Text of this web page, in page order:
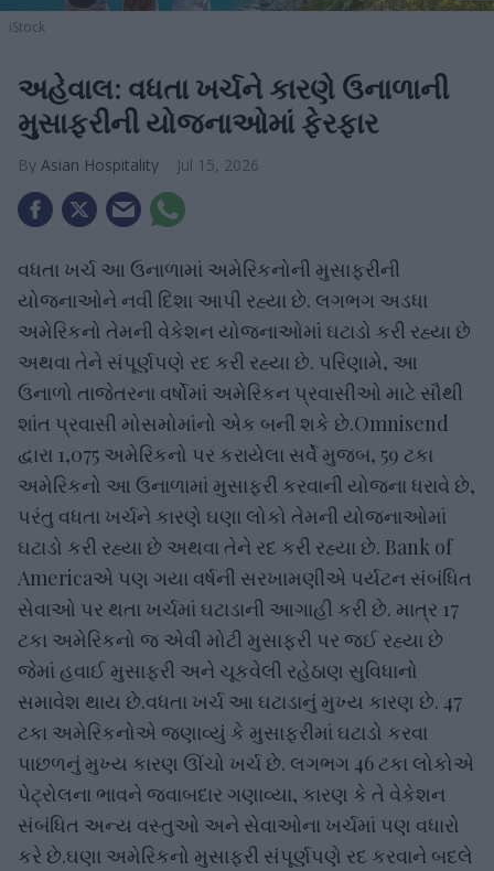
iStock
અહેવાલ: વધતા ખર્ચને કારણે ઉનાળાની
મુસાફરીની યોજનાઓમાં ફેરફાર
Asian Hospitality Jul 15, 2026
વધતા ખર્ચ આ ઉનાળામાં અમેરિકનોની મુસાફરીની
યોજનાઓને નવી દિશા આપી રહ્યા છે. લગભગ અડધા
અમેરિકનો તેમની વેકેશન યોજનાઓમાં ઘટાડો કરી રહ્યા છે
અથવા તેને સંપૂર્ણપણે રદ કરી રહ્યા છે. પરિણામે, આ
ઉનાળો તાજેતરના વર્ષોમાં અમેરિકન પ્રવાસીઓ માટે સૌથી
શાંત પ્રવાસી મોસમોમાંનો એક બની શકે છે.Omnisend
દ્વારા 1,075 અમેરિકનો પર કરાયેલા સર્વે મુજબ, 59 ટકા
અમેરિકનો આ ઉનાળામાં મુસાફરી કરવાની યોજના ધરાવે છે,
પરંતુ વધતા ખર્ચને કારણે ઘણા લોકો તેમની યોજનાઓમાં
ઘટાડો કરી રહ્યા છે અથવા તેને રદ કરી રહ્યા છે. Bank of
Americaએ પણ ગયા વર્ષની સરખામણીએ પર્યટન સંબંધિત
સેવાઓ પર થતા ખર્ચમાં ઘટાડાની આગાહી કરી છે. માત્ર 17
ટકા અમેરિકનો જ એવી મોટી મુસાફરી પર જઈ રહ્યા છે
જેમાં હવાઈ મુસાફરી અને ચૂકવેલી રહેઠાણ સુવિધાનો
સમાવેશ થાય છે.વધતા ખર્ચ આ ઘટાડાનું મુખ્ય કારણ છે. 47
ટકા અમેરિકનોએ જણાવ્યું કે મુસાફરીમાં ઘટાડો કરવા
પાછળનું મુખ્ય કારણ ઊંચો ખર્ચ છે. લગભગ 46 ટકા લોકોએ
પેટ્રોલના ભાવને જવાબદાર ગણાવ્યા, કારણ કે તે વેકેશન
સંબંધિત અન્ય વસ્તુઓ અને સેવાઓના ખર્ચમાં પણ વધારો
કરે છે.ઘણા અમેરિકનો મુસાફરી સંપૂર્ણપણે રદ કરવાને બદલે